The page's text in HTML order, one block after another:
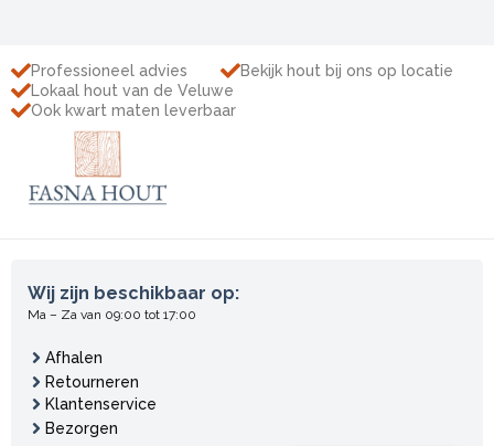
Professioneel advies
Bekijk hout bij ons op locatie
Lokaal hout van de Veluwe
Ook kwart maten leverbaar
Wij zijn beschikbaar op:
Ma – Za van 09:00 tot 17:00
Afhalen
Retourneren
Klantenservice
Bezorgen